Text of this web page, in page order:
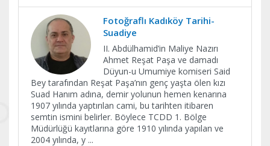
Fotoğraflı Kadıköy Tarihi-
Suadiye
II. Abdülhamid’in Maliye Nazırı
Ahmet Reşat Paşa ve damadı
Düyun-u Umumiye komiseri Said
Bey tarafından Reşat Paşa’nın genç yaşta ölen kızı
Suad Hanım adına, demir yolunun hemen kenarına
1907 yılında yaptırılan cami, bu tarihten itibaren
semtin ismini belirler. Böylece TCDD 1. Bölge
Müdürlüğü kayıtlarına göre 1910 yılında yapılan ve
2004 yılında, y ...